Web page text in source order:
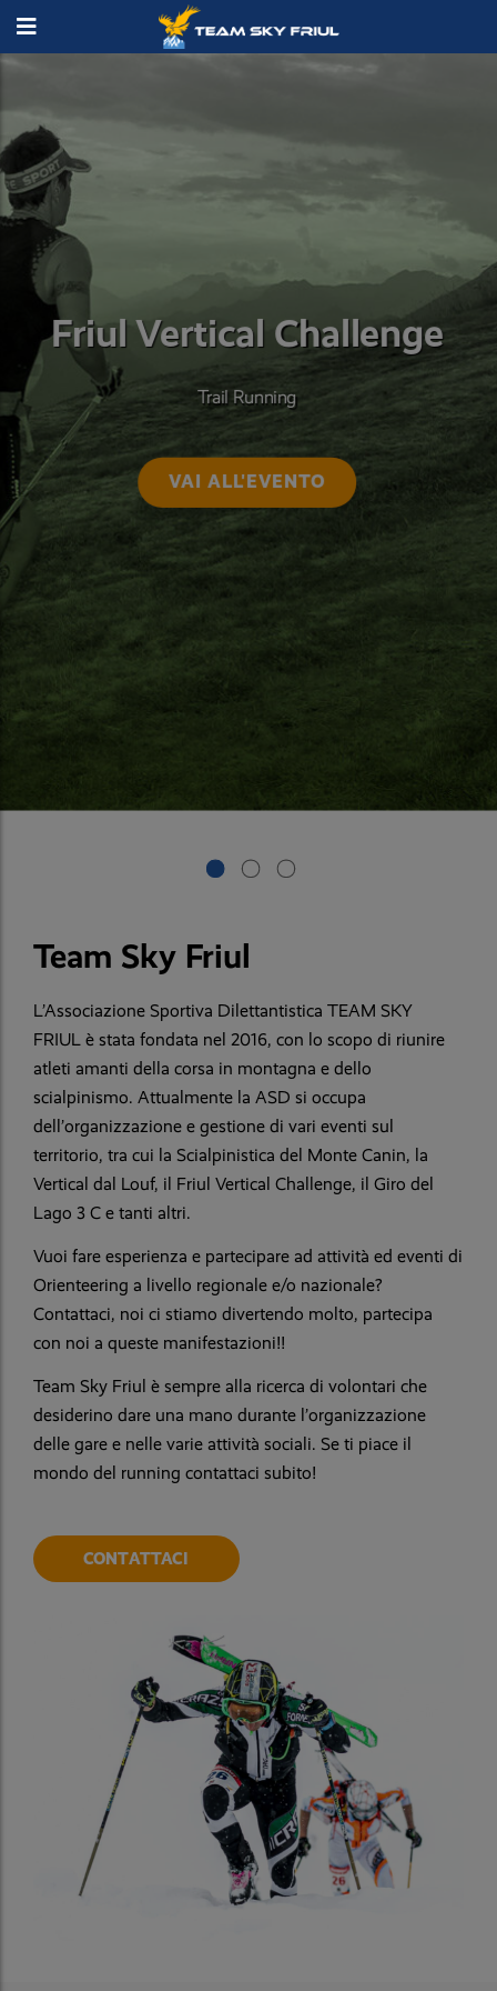
Friul Vertical Challenge
Trail Running
VAI ALL'EVENTO
Team Sky Friul
L’Associazione Sportiva Dilettantistica TEAM SKY
FRIUL è stata fondata nel 2016, con lo scopo di riunire
atleti amanti della corsa in montagna e dello
scialpinismo. Attualmente la ASD si occupa
dell’organizzazione e gestione di vari eventi sul
territorio, tra cui la Scialpinistica del Monte Canin, la
Vertical dal Louf, il Friul Vertical Challenge, il Giro del
Lago 3 C e tanti altri.
Vuoi fare esperienza e partecipare ad attività ed eventi di
Orienteering a livello regionale e/o nazionale?
Contattaci, noi ci stiamo divertendo molto, partecipa
con noi a queste manifestazioni!!
Team Sky Friul è sempre alla ricerca di volontari che
desiderino dare una mano durante l’organizzazione
delle gare e nelle varie attività sociali. Se ti piace il
mondo del running contattaci subito!
CONTATTACI